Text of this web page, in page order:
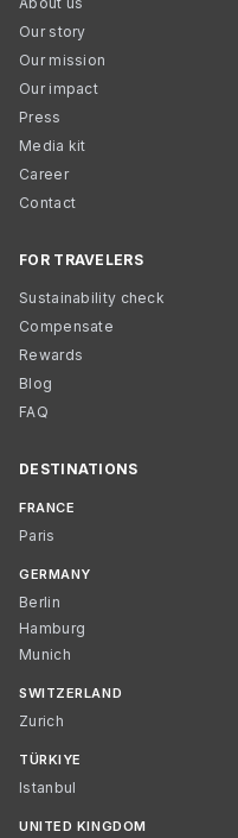
Our story
Our mission
Our impact
Press
Media kit
Career
Contact
FOR TRAVELERS
Sustainability check
Compensate
Rewards
Blog
FAQ
DESTINATIONS
FRANCE
Paris
GERMANY
Berlin
Hamburg
Munich
SWITZERLAND
Zurich
TÜRKIYE
Istanbul
UNITED KINGDOM